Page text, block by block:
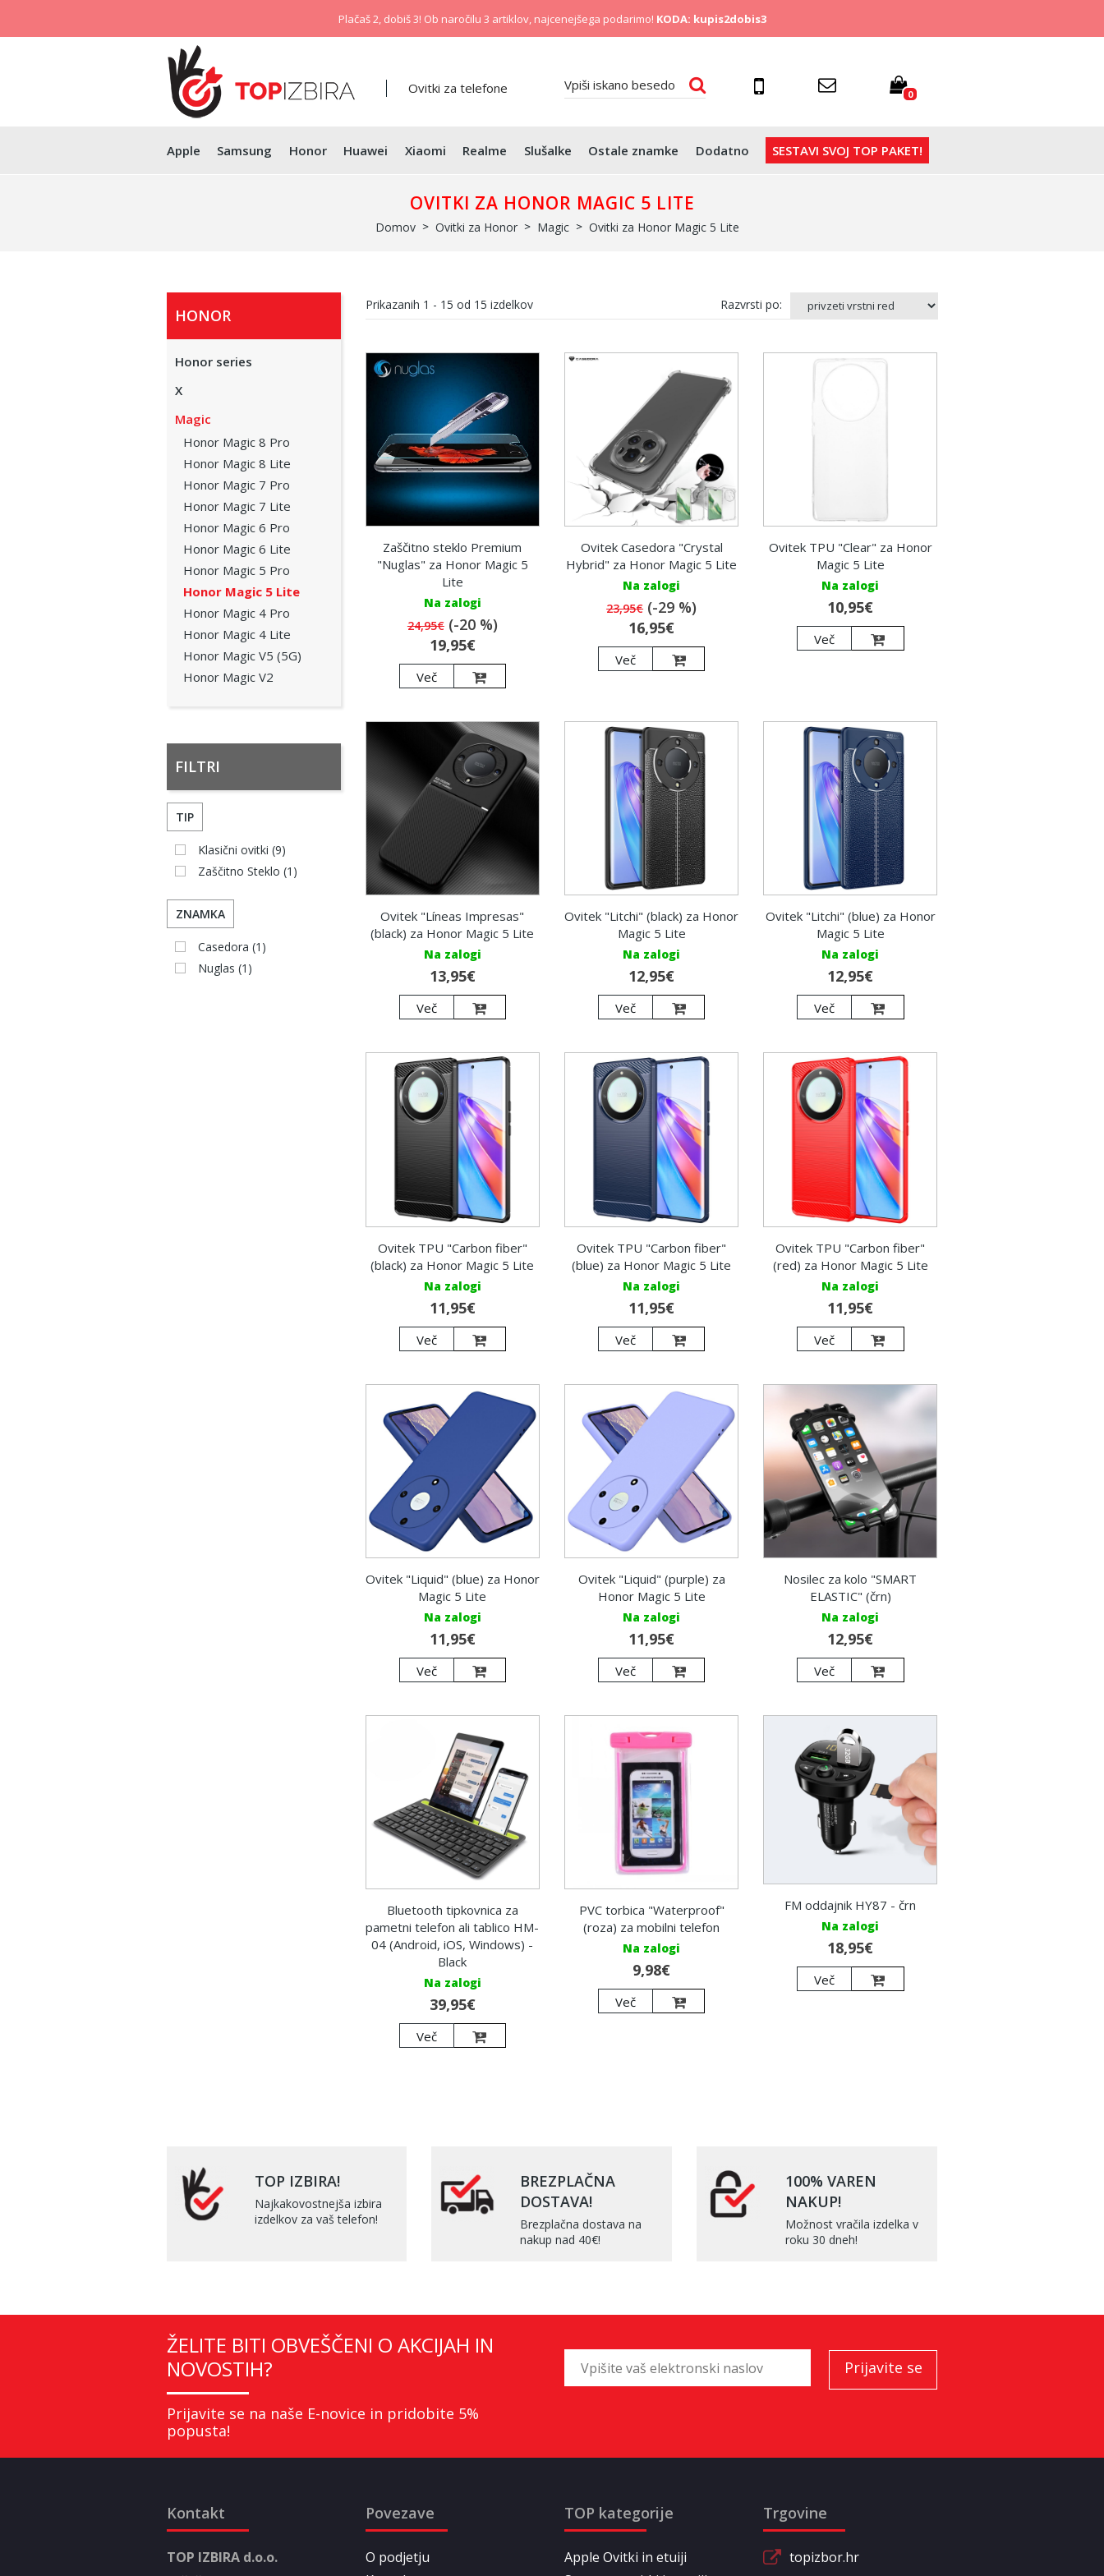
Plačaš 2, dobiš 3! Ob naročilu 3 artiklov, najcenejšega podarimo! KODA: kupis2dobis3
Ovitki za telefone 0
Apple Samsung Honor Huawei Xiaomi Realme Slušalke Ostale znamke Dodatno SESTAVI SVOJ TOP PAKET!
OVITKI ZA HONOR MAGIC 5 LITE
Domov Ovitki za Honor Magic Ovitki za Honor Magic 5 Lite
HONOR
Honor series
X
Magic
Honor Magic 8 Pro
Honor Magic 8 Lite
Honor Magic 7 Pro
Honor Magic 7 Lite
Honor Magic 6 Pro
Honor Magic 6 Lite
Honor Magic 5 Pro
Honor Magic 5 Lite
Honor Magic 4 Pro
Honor Magic 4 Lite
Honor Magic V5 (5G)
Honor Magic V2
FILTRI
TIP
Klasični ovitki (9)
Zaščitno Steklo (1)
ZNAMKA
Casedora (1)
Nuglas (1)
Prikazanih 1 - 15 od 15 izdelkov Razvrsti po:
Zaščitno steklo Premium
"Nuglas" za Honor Magic 5
Lite
Na zalogi
24,95€(-20 %)
19,95€
Več
Ovitek Casedora "Crystal
Hybrid" za Honor Magic 5 Lite
Na zalogi
23,95€ (-29 %)
16,95€
Več
Ovitek TPU "Clear" za Honor
Magic 5 Lite
Na zalogi
10,95€
Več
Ovitek "Líneas Impresas"
(black) za Honor Magic 5 Lite
Na zalogi
13,95€
Več
Ovitek "Litchi" (black) za Honor
Magic 5 Lite
Na zalogi
12,95€
Več
Ovitek "Litchi" (blue) za Honor
Magic 5 Lite
Na zalogi
12,95€
Več
Ovitek TPU "Carbon fiber"
(black) za Honor Magic 5 Lite
Na zalogi
11,95€
Več
Ovitek TPU "Carbon fiber"
(blue) za Honor Magic 5 Lite
Na zalogi
11,95€
Več
Ovitek TPU "Carbon fiber"
(red) za Honor Magic 5 Lite
Na zalogi
11,95€
Več
Ovitek "Liquid" (blue) za Honor
Magic 5 Lite
Na zalogi
11,95€
Več
Ovitek "Liquid" (purple) za
Honor Magic 5 Lite
Na zalogi
11,95€
Več
Nosilec za kolo "SMART
ELASTIC" (črn)
Na zalogi
12,95€
Več
Bluetooth tipkovnica za
pametni telefon ali tablico HM-
04 (Android, iOS, Windows) -
Black
Na zalogi
39,95€
Več
PVC torbica "Waterproof"
(roza) za mobilni telefon
Na zalogi
9,98€
Več
FM oddajnik HY87 - črn
Na zalogi
18,95€
Več
TOP IZBIRA!
Najkakovostnejša izbira
izdelkov za vaš telefon!
BREZPLAČNA
DOSTAVA!
Brezplačna dostava na
nakup nad 40€!
100% VAREN
NAKUP!
Možnost vračila izdelka v
roku 30 dneh!
ŽELITE BITI OBVEŠČENI O AKCIJAH IN
NOVOSTIH?
Prijavite se na naše E-novice in pridobite 5%
popusta!
Kontakt
TOP IZBIRA d.o.o.
Povezave
O podjetju
TOP kategorije
Apple Ovitki in etuiji
Trgovine
topizbor.hr